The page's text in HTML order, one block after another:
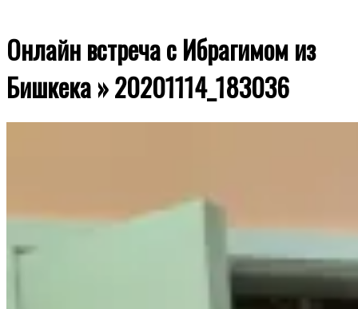
Онлайн встреча с Ибрагимом из
Бишкека »20201114_183036